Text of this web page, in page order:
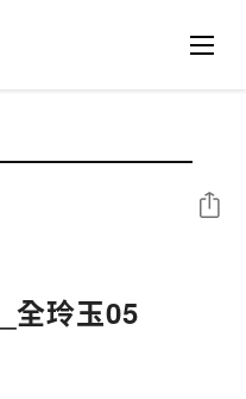
全玲玉05
分享